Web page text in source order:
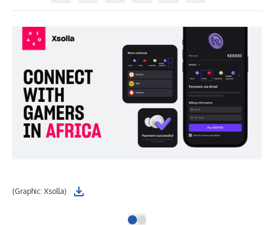
(Graphic: Xsolla)